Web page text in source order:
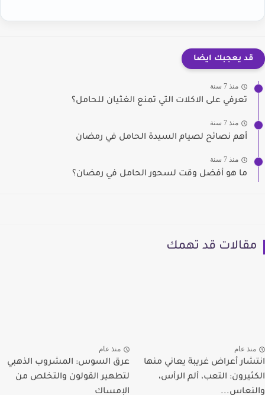
قد يعجبك ايضا
منذ 7 سنة
تعرفي على الاكلات التي تمنع الغثيان للحامل؟
منذ 7 سنة
أهم نصائح لصيام السيدة الحامل في رمضان
منذ 7 سنة
ما هو أفضل وقت لسحور الحامل في رمضان؟
مقالات قد تهمك
منذ عام
انتشار أعراض غريبة يعاني منها
الكثيرون: التعب، ألم الرأس،
والنعاس...
منذ عام
عرق السوس: المشروب الذهبي
لتطهير القولون والتخلص من
الإمساك